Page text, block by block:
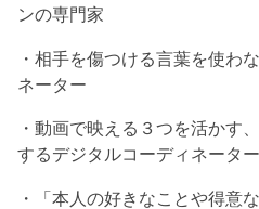
ンの専門家
・相手を傷つける言葉を使わ
ネーター
・動画で映える３つを活かす
するデジタルコーディネーター
・「本人の好きなことや得意